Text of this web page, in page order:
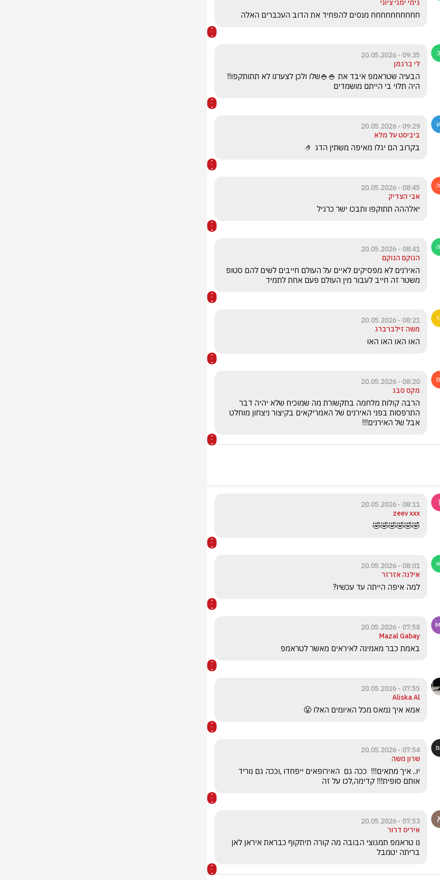
גימי ימני ציוני
חחחחחחחחחח מנסים להפחיד את הדוב העכברים האלה
09:35 - 20.05.2026
לי ברגמן
היה תלוי בי הייתם מושמדים
09:29 - 20.05.2026
ביביסט על מלא
בקרוב הם יגלו מאיפה משתין הדג 🤌
08:45 - 20.05.2026
אבי הצדיק
יאלההה תתוקפו ותבכו ישר כרגיל
08:41 - 20.05.2026
הנוקם הנוקם
משטר זה חייב לעבור מין העולם פעם אחת לתמיד
08:21 - 20.05.2026
משה זילברברג
האו האו האו האו
08:20 - 20.05.2026
מקס סבג
אבל של האירנים!!!
08:11 - 20.05.2026
zeev xxx
🤣🤣🤣🤣🤣🤣
08:01 - 20.05.2026
אילנה אזרזר
למה איפה הייתה עד עכשיו?
07:58 - 20.05.2026
Mazal Gabay
באמת כבר מאמינה לאיראים מאשר לטראמפ
07:55 - 20.05.2026
Aliska Al
אמא איך נמאס מכל האיומים האלו 😤
07:54 - 20.05.2026
שרון משה
אותם סופית!!! קדימה,לכו על זה
07:53 - 20.05.2026
איריס דרור
בריתה יטמבל